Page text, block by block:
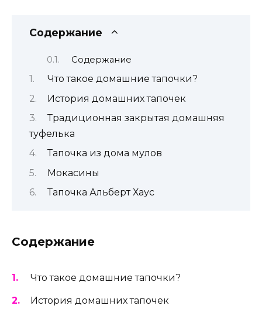
Содержание
Содержание
Что такое домашние тапочки?
История домашних тапочек
Традиционная закрытая домашняя
туфелька
Тапочка из дома мулов
Мокасины
Тапочка Альберт Хаус
Содержание
Что такое домашние тапочки?
История домашних тапочек